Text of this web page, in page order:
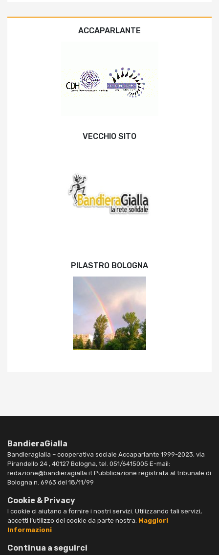
ACCAPARLANTE
VECCHIO SITO
PILASTRO BOLOGNA
BandieraGialla
Bandieragialla – cooperativa sociale Accaparlante 1999-2023, via
Pirandello 24 , 40127 Bologna, tel. 051/6415005 E-mail:
redazione@bandieragialla.it Pubblicazione registrata al tribunale di
Bologna n. 6963 del 18/11/99
Cookie & Privacy
I cookie ci aiutano a fornire i nostri servizi. Utilizzando tali servizi,
accetti l’utilizzo dei cookie da parte nostra. Maggiori
Informazioni
Continua a seguirci